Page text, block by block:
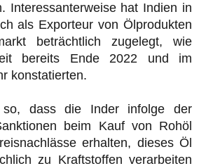
Interessanterweise hat Indien in
als Exporteur von Ölprodukten
beträchtlich zugelegt, wie
bereits Ende 2022 und im
konstatierten.
dass die Inder infolge der
beim Kauf von Rohöl
erhalten, dieses Öl
zu Kraftstoffen verarbeiten